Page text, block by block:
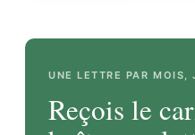
UNE LETTRE PAR MOIS,
Reçois le